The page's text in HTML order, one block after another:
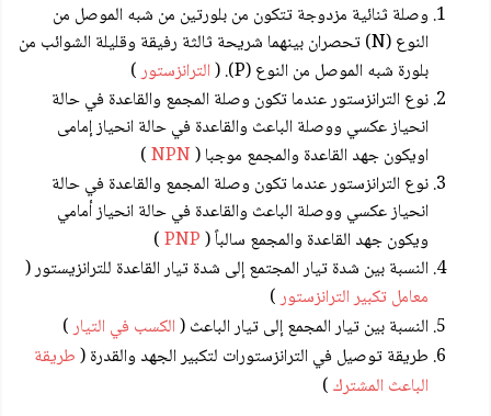
وصلة ثنائية مزدوجة تتكون من بلورتين من شبه الموصل من
النوع (N) تحصران بينهما شريحة ثالثة رفيقة وقليلة الشوائب من
بلورة شبه الموصل من النوع (P). (
الترانزستور)
نوع الترانزستور عندما تكون وصلة المجمع والقاعدة في حالة
انحياز عکسي ووصلة الباعث والقاعدة في حالة انحياز إمامی
اويكون جهد القاعدة والمجمع موجبا (NPN
)
نوع الترانزستور عندما تكون وصلة المجمع والقاعدة في حالة
انحياز عکسي ووصلة الباعث والقاعدة في حالة انحياز أمامي
ويكون جهد القاعدة والمجمع سالباً (PNP
)
النسبة بين شدة تيار المجتمع إلى شدة تيار القاعدة للترانزیستور (
معامل تكبير الترانزستور)
النسبة بين تيار المجمع إلى تيار الباعث (الكسب في التيار)
طريقة توصيل في الترانزستورات لتكبير الجهد والقدرة (طريقة
الباعث المشترك)